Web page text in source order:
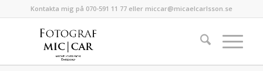
Kontakta mig på 070-591 11 77 eller miccar@micaelcarlsson.se